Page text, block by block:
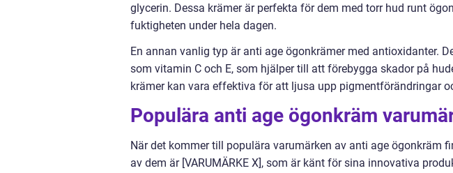
glycerin. Dessa krämer är perfekta för dem med torr hud runt
fuktigheten under hela dagen.
En annan vanlig typ är anti age ögonkrämer med antioxidanter.
som vitamin C och E, som hjälper till att förebygga skador på
krämer kan vara effektiva för att ljusa upp pigmentförändringar
Populära anti age ögonkräm
När det kommer till populära varumärken av anti age ögonkräm
av dem är [VARUMÄRKE X], som är känt för sina innovativa